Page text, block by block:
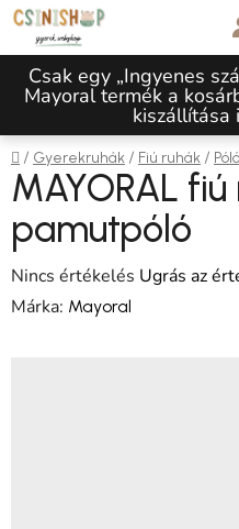
Ugrás a fő tartalomhoz
Csak egy „Ingyenes
Mayoral termék a
kiszállítása
Kezdőlap
/ Gyerekruhák / Fiú ruhák /
MAYORAL
pamutpóló
A termék átlagos értékelése
Nincs értékelés Ugrás az
Márka: Mayoral